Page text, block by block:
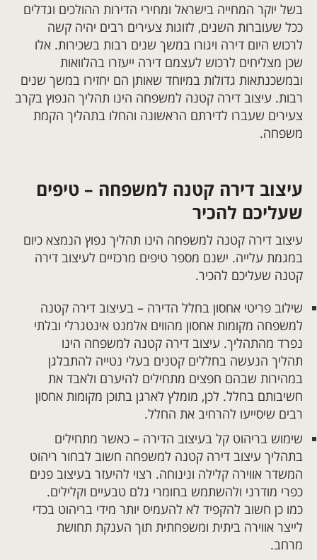
בשל יוקר המחייה בישראל ומחירי הדירות ההולכים וגדלים
ככל שעוברות השנים, לזוגות צעירים רבים יהיה קשה
לרכוש היום דירה ויגורו במשך שנים רבות בשכירות. אלו
שכן מצליחים לרכוש לעצמם דירה ייעזרו בהלוואות
ובמשכנתאות גדולות במיוחד שאותן הם יחזירו במשך שנים
רבות. עיצוב דירה קטנה למשפחה הינו תהליך הנפוץ בקרב
צעירים שעברו לדירתם הראשונה והחלו בתהליך הקמת
משפחה.
עיצוב דירה קטנה למשפחה – טיפים
שעליכם להכיר
עיצוב דירה קטנה למשפחה הינו תהליך נפוץ הנמצא כיום
במגמת עלייה. ישנם מספר טיפים מרכזיים לעיצוב דירה
קטנה שעליכם להכיר.
שילוב פריטי אחסון בחלל הדירה – בעיצוב דירה קטנה
למשפחה מקומות אחסון מהווים אלמנט אינטגרלי ובלתי
נפרד מהתהליך. עיצוב דירה קטנה למשפחה הינו
תהליך הנעשה בחללים קטנים בעלי נטייה להתבלגן
במהירות שבהם חפצים מתחילים להיערם ולאבד את
חשיבותם בחלל. לכן, מומלץ לארגן בתוכן מקומות אחסון
רבים שיסייעו להרחיב את החלל.
שימוש בריהוט קל בעיצוב הדירה – כאשר מתחילים
בתהליך עיצוב דירה קטנה למשפחה חשוב לבחור ריהוט
המשדר אווירה קלילה ונינוחה. רצוי להיעזר בעיצוב פנים
כפרי מודרני ולהשתמש בחומרי גלם טבעיים וקלילים.
כמו כן חשוב להקפיד לא להעמיס יותר מידי בריהוט בכדי
לייצר אווירה ביתית ומשפחתית תוך הענקת תחושת
מרחב.